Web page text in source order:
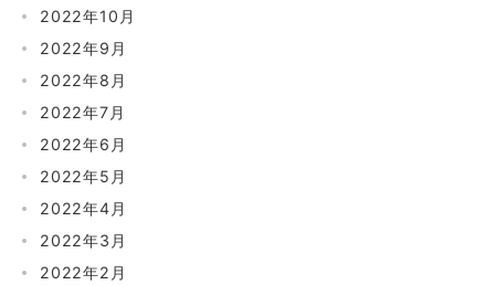
2022年10月
2022年9月
2022年8月
2022年7月
2022年6月
2022年5月
2022年4月
2022年3月
2022年2月